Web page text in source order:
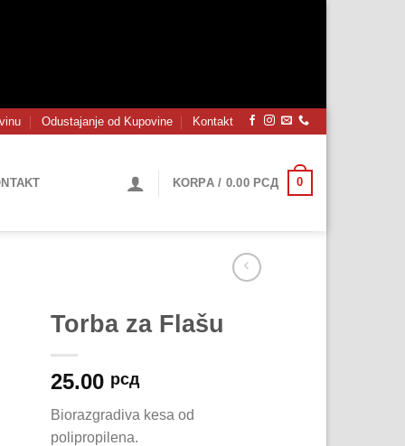
Odustajanje od Kupovine Kontakt
KORPA / 0.00 РСД 0
Torba za Flašu
25.00 рсд
Biorazgradiva kesa od
polipropilena.